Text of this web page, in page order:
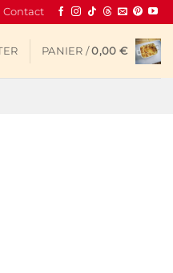
Contact
PANIER /0,00 €